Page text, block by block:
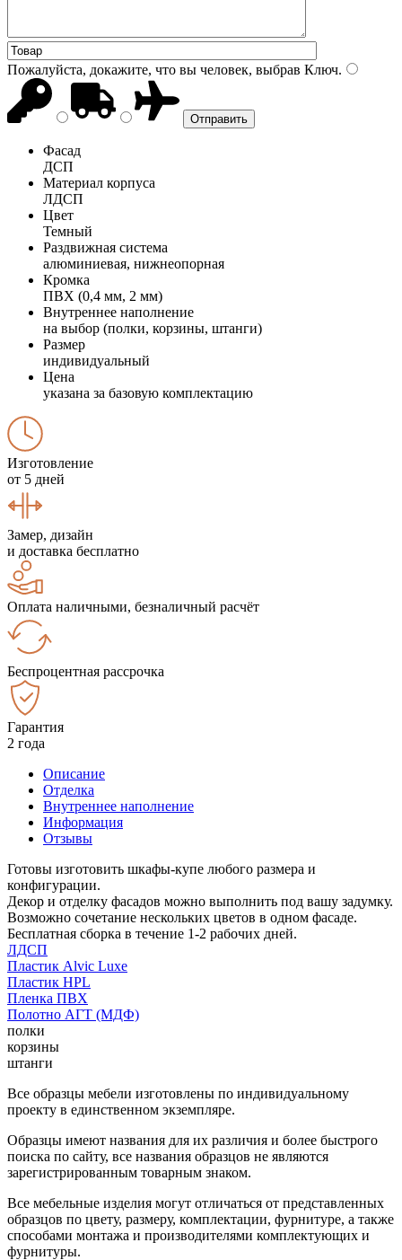
Пожалуйста, докажите, что вы человек, выбрав Ключ.
Фасад
ДСП
Материал корпуса
ЛДСП
Цвет
Темный
Раздвижная система
алюминиевая, нижнеопорная
Кромка
ПВХ (0,4 мм, 2 мм)
Внутреннее наполнение
на выбор (полки, корзины, штанги)
Размер
индивидуальный
Цена
указана за базовую комплектацию
Изготовление
от 5 дней
Замер, дизайн
и доставка бесплатно
Оплата наличными, безналичный расчёт
Беспроцентная рассрочка
Гарантия
2 года
Описание
Отделка
Внутреннее наполнение
Информация
Отзывы
Готовы изготовить шкафы-купе любого размера и
конфигурации.
Декор и отделку фасадов можно выполнить под вашу задумку.
Возможно сочетание нескольких цветов в одном фасаде.
Бесплатная сборка в течение 1-2 рабочих дней.
ЛДСП
Пластик Alvic Luxe
Пластик HPL
Пленка ПВХ
Полотно АГТ (МДФ)
полки
корзины
штанги
Все образцы мебели изготовлены по индивидуальному
проекту в единственном экземпляре.
Образцы имеют названия для их различия и более быстрого
поиска по сайту, все названия образцов не являются
зарегистрированным товарным знаком.
Все мебельные изделия могут отличаться от представленных
образцов по цвету, размеру, комплектации, фурнитуре, а также
способами монтажа и производителями комплектующих и
фурнитуры.